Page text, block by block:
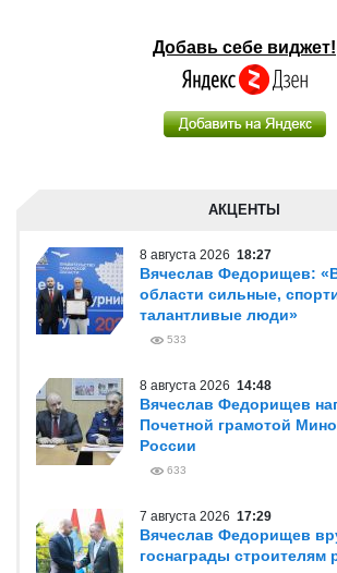
Добавь себе виджет!
АКЦЕНТЫ
8 августа 2026 18:27
Вячеслав Федорищев:
области сильные,
талантливые люди»
533
8 августа 2026 14:48
Вячеслав Федорищев
Почетной грамотой
России
633
7 августа 2026 17:29
Вячеслав Федорищев
госнаграды строителям